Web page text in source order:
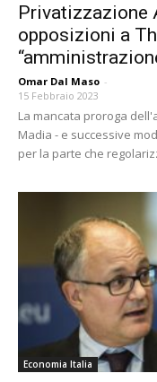
Privatizzazione
opposizioni a
Omar Dal Maso -
15 Febbraio 2023
La mancata proroga
Madia - e successive
per la parte che
Economia Italia